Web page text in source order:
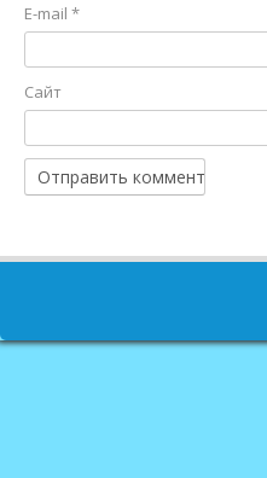
E-mail *
Сайт